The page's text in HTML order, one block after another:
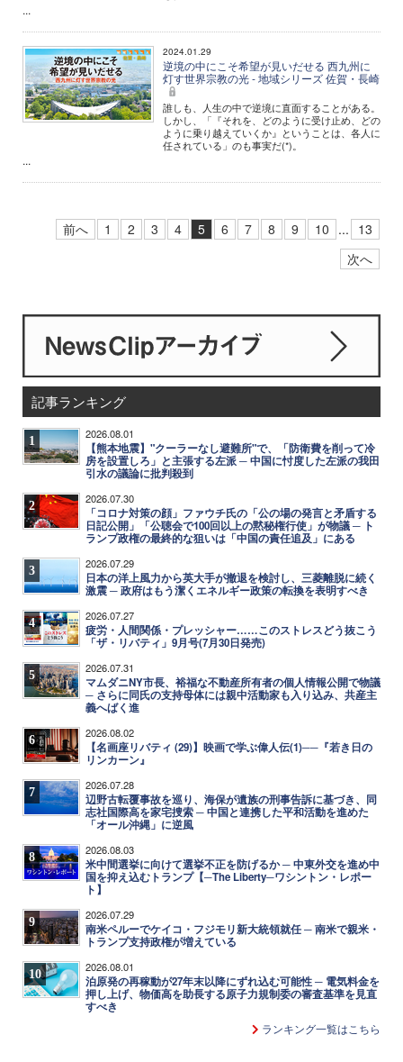
...
2024.01.29
逆境の中にこそ希望が見いだせる 西九州に
灯す世界宗教の光 - 地域シリーズ 佐賀・長崎
誰しも、人生の中で逆境に直面することがある。
しかし、「『それを、どのように受け止め、どの
ように乗り越えていくか』ということは、各人に
任されている」のも事実だ(*)。
...
前へ 1 2 3 4 5 6 7 8 9 10 ... 13
次へ
記事ランキング
1 2026.08.01
【熊本地震】"クーラーなし避難所"で、「防衛費を削って冷
房を設置しろ」と主張する左派 ─ 中国に忖度した左派の我田
引水の議論に批判殺到
2 2026.07.30
「コロナ対策の顔」ファウチ氏の「公の場の発言と矛盾する
日記公開」「公聴会で100回以上の黙秘権行使」が物議 ─ ト
ランプ政権の最終的な狙いは「中国の責任追及」にある
3 2026.07.29
日本の洋上風力から英大手が撤退を検討し、三菱離脱に続く
激震 ─ 政府はもう潔くエネルギー政策の転換を表明すべき
4 2026.07.27
疲労・人間関係・プレッシャー……このストレスどう抜こう
「ザ・リバティ」9月号(7月30日発売)
5 2026.07.31
マムダニNY市長、裕福な不動産所有者の個人情報公開で物議
─ さらに同氏の支持母体には親中活動家も入り込み、共産主
義へばく進
6 2026.08.02
【名画座リバティ (29)】映画で学ぶ偉人伝(1)──『若き日の
リンカーン』
7 2026.07.28
辺野古転覆事故を巡り、海保が遺族の刑事告訴に基づき、同
志社国際高を家宅捜索 ─ 中国と連携した平和活動を進めた
「オール沖縄」に逆風
8 2026.08.03
米中間選挙に向けて選挙不正を防げるか ─ 中東外交を進め中
国を抑え込むトランプ【─The Liberty─ワシントン・レポー
ト】
9 2026.07.29
南米ペルーでケイコ・フジモリ新大統領就任 ─ 南米で親米・
トランプ支持政権が増えている
10 2026.08.01
泊原発の再稼動が27年末以降にずれ込む可能性 ─ 電気料金を
押し上げ、物価高を助長する原子力規制委の審査基準を見直
すべき
ランキング一覧はこちら